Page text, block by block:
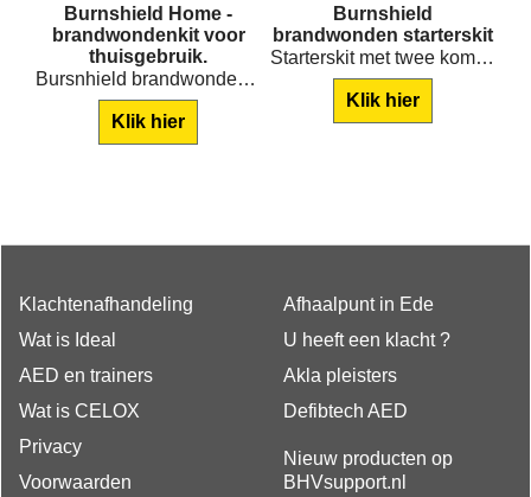
Burnshield Home -
brandwondenkit voor
thuisgebruik.
Bursnhield brandwondenkit Home voor thuisgebruik
Klik hier
Burnshield
brandwonden starterskit
Starterskit met twee kompressen en twee tubes 125ml spray
Klik hier
Klachtenafhandeling
Wat is Ideal
AED en trainers
Wat is CELOX
Privacy
Voorwaarden
Afhaalpunt in Ede
U heeft een klacht ?
Akla pleisters
Defibtech AED
Nieuw producten op
BHVsupport.nl